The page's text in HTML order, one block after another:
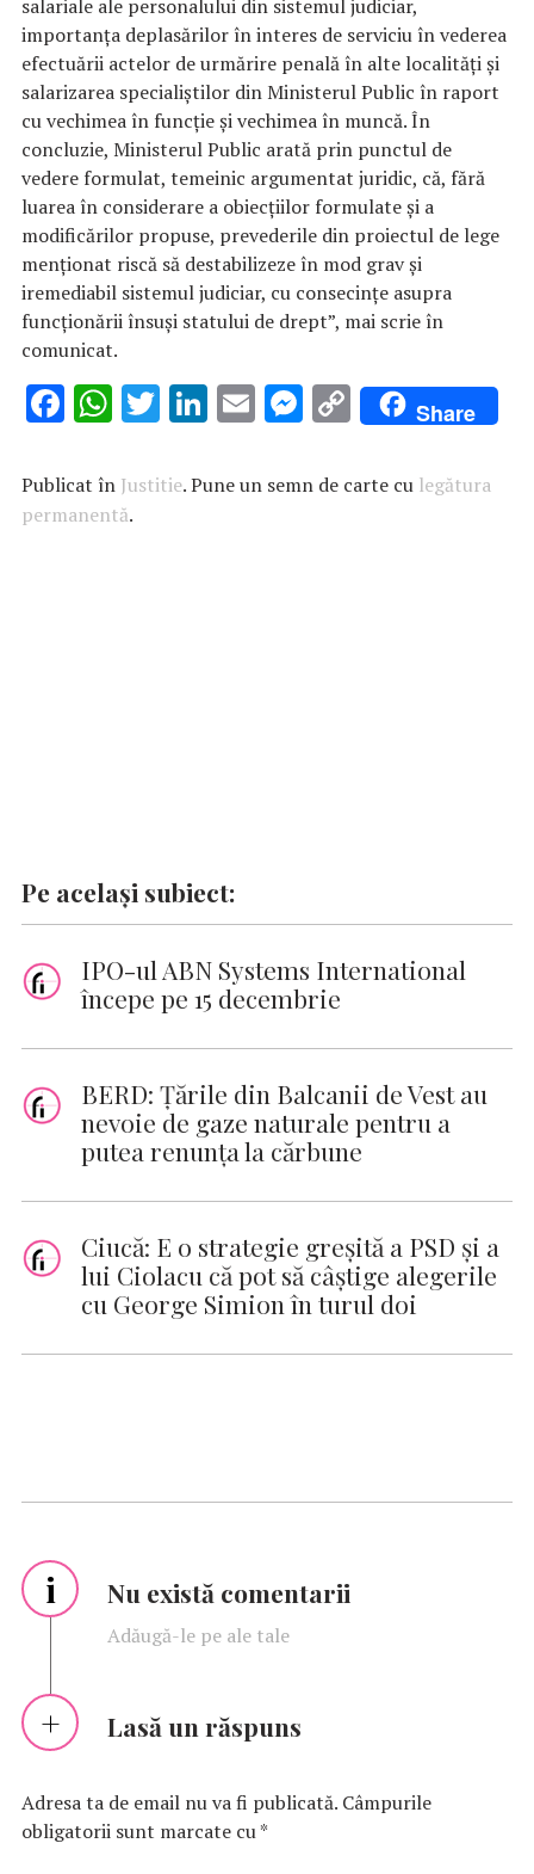
salariale ale personalului din sistemul judiciar,
importanţa deplasărilor în interes de serviciu în vederea
efectuării actelor de urmărire penală în alte localităţi şi
salarizarea specialiştilor din Ministerul Public în raport
cu vechimea în funcţie şi vechimea în muncă. În
concluzie, Ministerul Public arată prin punctul de
vedere formulat, temeinic argumentat juridic, că, fără
luarea în considerare a obiecţiilor formulate şi a
modificărilor propuse, prevederile din proiectul de lege
menţionat riscă să destabilizeze în mod grav şi
iremediabil sistemul judiciar, cu consecinţe asupra
funcţionării însuşi statului de drept”, mai scrie în
comunicat.
F
e
b
W
at
s
T
it
Li
k
E
ai
M
se
C
o
p
Share
Publicat în Justitie. Pune un semn de carte cu legătura
permanentă.
Pe același subiect:
IPO-ul ABN Systems International
începe pe 15 decembrie
BERD: Ţările din Balcanii de Vest au
nevoie de gaze naturale pentru a
putea renunţa la cărbune
Ciucă: E o strategie greşită a PSD şi a
lui Ciolacu că pot să câştige alegerile
cu George Simion în turul doi
i Nu există comentarii
Adăugă-le pe ale tale
Lasă un răspuns
Adresa ta de email nu va fi publicată. Câmpurile
obligatorii sunt marcate cu*